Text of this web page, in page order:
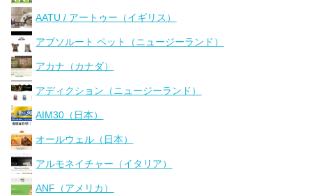
AATU / アートゥー（イギリス）
アブソルート ペット（ニュージーランド）
アカナ（カナダ）
アディクション（ニュージーランド）
AIM30（日本）
オールウェル（日本）
アルモネイチャー（イタリア）
ANF（アメリカ）